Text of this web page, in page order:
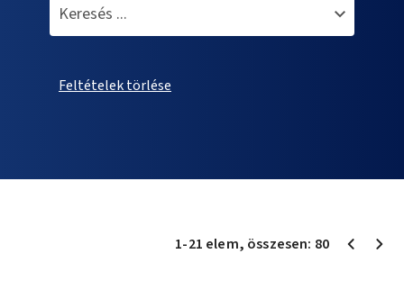
Feltételek törlése
1-21 elem, összesen: 80